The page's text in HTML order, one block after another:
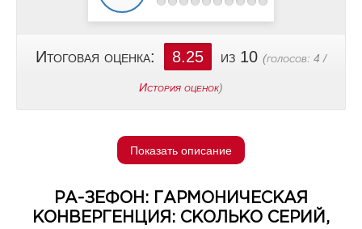
Итоговая оценка: 8.25 из 10 (голосов: 4 /
История оценок)
Показать описание
РА-ЗЕФОН: ГАРМОНИЧЕСКАЯ
КОНВЕРГЕНЦИЯ: СКОЛЬКО СЕРИЙ,